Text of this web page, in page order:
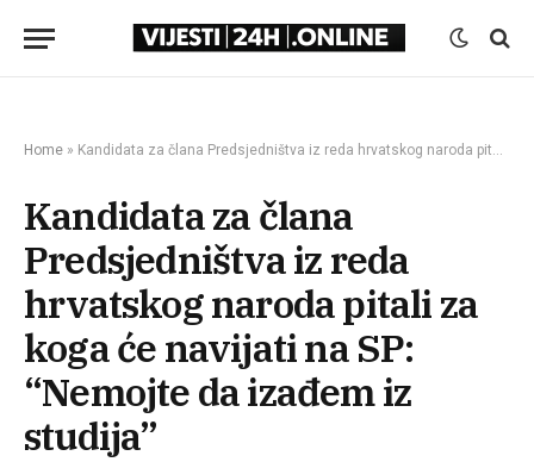
Home » Kandidata za člana Predsjedništva iz reda hrvatskog naroda pitali za koga će navijati na SP: “Nemojte da izađem iz studija”
Kandidata za člana
Predsjedništva iz reda
hrvatskog naroda pitali za
koga će navijati na SP:
“Nemojte da izađem iz
studija”